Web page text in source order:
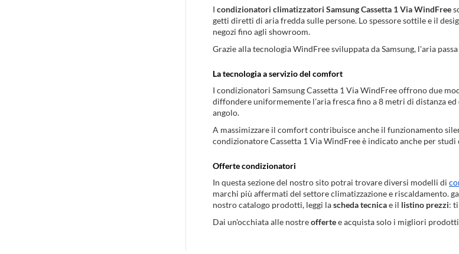
I condizionatori climatizzatori Samsung Cassetta 1 Via WindFree
getti diretti di aria fredda sulle persone. Lo spessore sottile e il
negozi fino agli showroom.
Grazie alla tecnologia WindFree sviluppata da Samsung, l'aria
La tecnologia a servizio del comfort
I condizionatori Samsung Cassetta 1 Via WindFree offrono due
diffondere uniformemente l'aria fresca fino a 8 metri di distanza
angolo.
A massimizzare il comfort contribuisce anche il funzionamento
condizionatore Cassetta 1 Via WindFree è indicato anche per studi
Offerte condizionatori
In questa sezione del nostro sito potrai trovare diversi modelli di
marchi più affermati del settore climatizzazione e riscaldamento.
nostro catalogo prodotti, leggi lascheda tecnicae il listino prezzi:
Dai un'occhiata alle nostreoffertee acquista solo i migliori